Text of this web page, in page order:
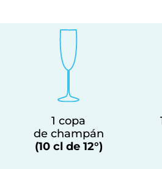
1 copa
de champán
(10 cl de 12°)